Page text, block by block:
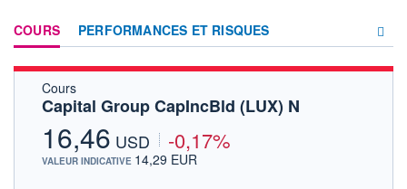
COURS PERFORMANCES ET RISQUES
Cours
Capital Group CapIncBld (LUX) N
16,46 USD -0,17%
VALEUR INDICATIVE 14,29 EUR